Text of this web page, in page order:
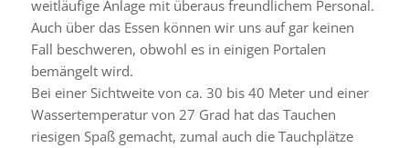
weitläufige Anlage mit überaus freundlichem Personal.
Auch über das Essen können wir uns auf gar keinen
Fall beschweren, obwohl es in einigen Portalen
bemängelt wird.
Bei einer Sichtweite von ca. 30 bis 40 Meter und einer
Wassertemperatur von 27 Grad hat das Tauchen
riesigen Spaß gemacht, zumal auch die Tauchplätze